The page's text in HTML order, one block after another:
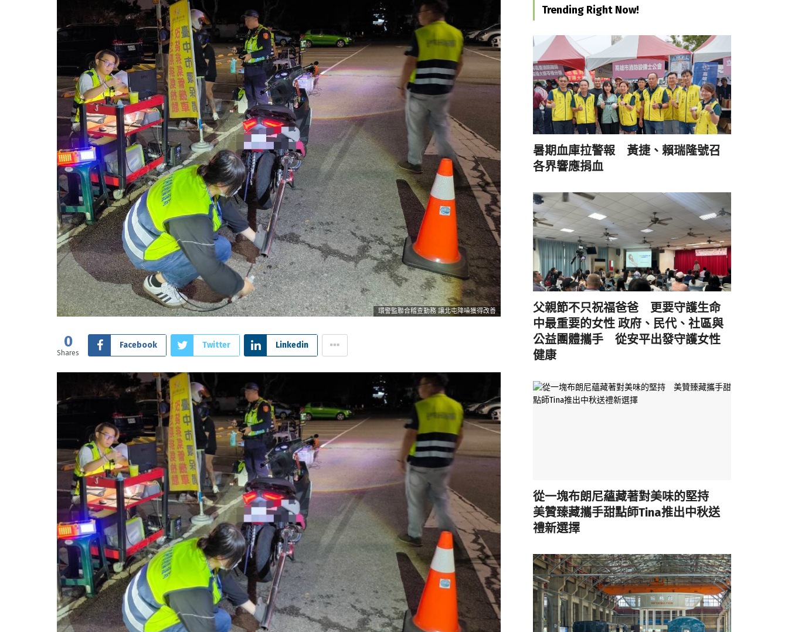
環警監聯合稽查勤務 讓北屯降噪獲得改善
0
Shares
Facebook Twitter Linkedin
Trending Right Now!
暑期血庫拉警報 黃捷、賴瑞隆號召
各界響應捐血
父親節不只祝福爸爸 更要守護生命
中最重要的女性 政府、民代、社區與
公益團體攜手 從安平出發守護女性
健康
從一塊布朗尼蘊藏著對美味的堅持
美贊臻藏攜手甜點師Tina推出中秋送
禮新選擇